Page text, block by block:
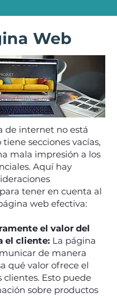
Web
de internet no está
secciones vacías,
mala impresión a los
Aquí hay
tener en cuenta al
web efectiva:
el valor del
el cliente: La página
de manera
qué valor ofrece el
clientes. Esto puede
sobre productos